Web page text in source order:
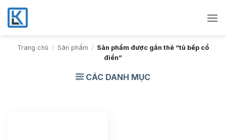
Bỏ
qua
nội
Trang chủ / Sản phẩm / Sản phẩm được gắn thẻ “tủ bếp cổ
điển”
CÁC DANH MỤC